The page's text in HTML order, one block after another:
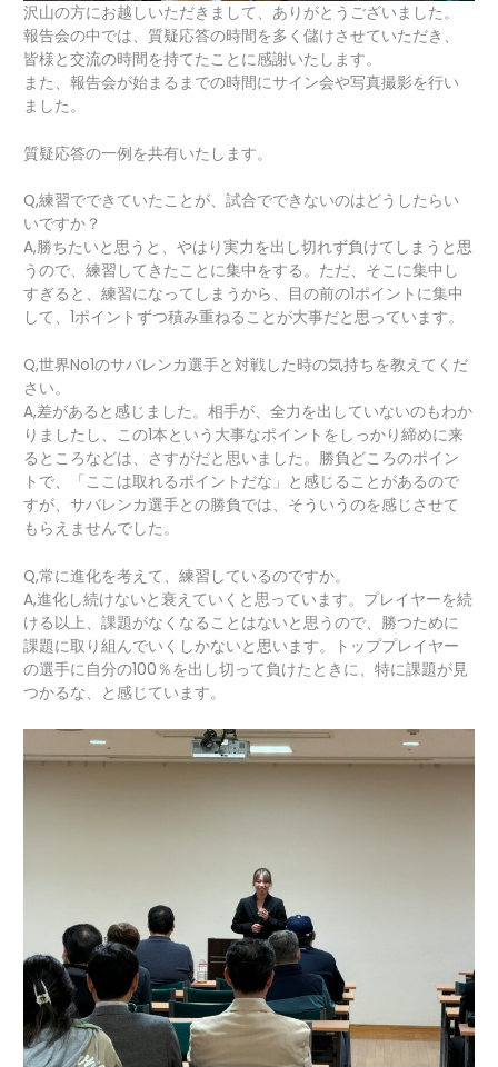
沢山の方にお越しいただきまして、ありがとうございました。
報告会の中では、質疑応答の時間を多く儲けさせていただき、
皆様と交流の時間を持てたことに感謝いたします。
また、報告会が始まるまでの時間にサイン会や写真撮影を行い
ました。
質疑応答の一例を共有いたします。
Q,練習でできていたことが、試合でできないのはどうしたらい
いですか？
A,勝ちたいと思うと、やはり実力を出し切れず負けてしまうと思
うので、練習してきたことに集中をする。ただ、そこに集中し
すぎると、練習になってしまうから、目の前の1ポイントに集中
して、1ポイントずつ積み重ねることが大事だと思っています。
Q,世界No1のサバレンカ選手と対戦した時の気持ちを教えてくだ
さい。
A,差があると感じました。相手が、全力を出していないのもわか
りましたし、この1本という大事なポイントをしっかり締めに来
るところなどは、さすがだと思いました。勝負どころのポイン
トで、「ここは取れるポイントだな」と感じることがあるので
すが、サバレンカ選手との勝負では、そういうのを感じさせて
もらえませんでした。
Q,常に進化を考えて、練習しているのですか。
A,進化し続けないと衰えていくと思っています。プレイヤーを続
ける以上、課題がなくなることはないと思うので、勝つために
課題に取り組んでいくしかないと思います。トッププレイヤー
の選手に自分の100％を出し切って負けたときに、特に課題が見
つかるな、と感じています。